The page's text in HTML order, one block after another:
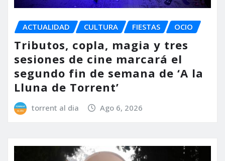
ACTUALIDAD CULTURA FIESTAS OCIO
Tributos, copla, magia y tres
sesiones de cine marcará el
segundo fin de semana de ‘A la
Lluna de Torrent’
torrent al dia Ago 6, 2026